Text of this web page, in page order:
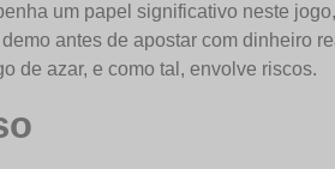
um papel significativo neste
antes de apostar com dinheiro
de azar, e como tal, envolve riscos.